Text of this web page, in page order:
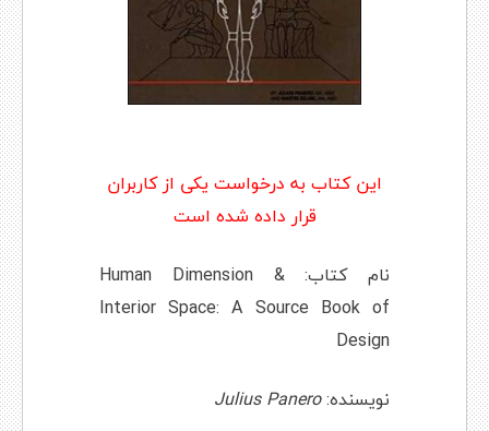
این کتاب به درخواست یکی از کاربران
قرار داده شده است
نام کتاب: Human Dimension &
Interior Space: A Source Book of
Design
نویسنده:Julius Panero